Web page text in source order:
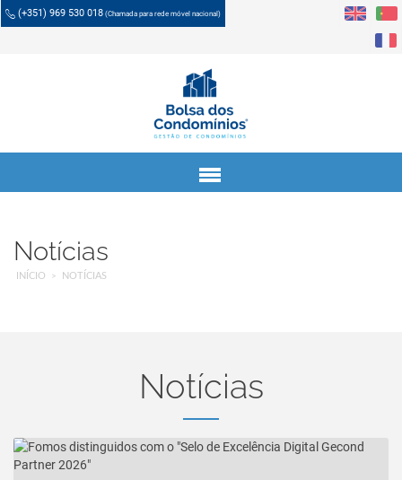
(+351) 969 530 018 (Chamada para rede móvel nacional)
Menu
Notícias
INÍCIO NOTÍCIAS
Notícias